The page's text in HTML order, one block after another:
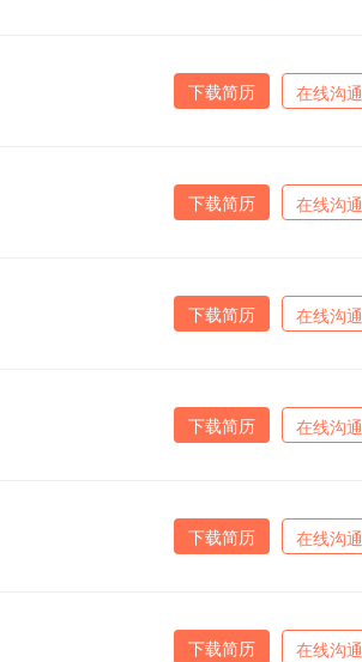
在线沟通
下载简历
在线沟通
下载简历
在线沟通
下载简历
在线沟通
下载简历
在线沟通
下载简历
在线沟通
下载简历